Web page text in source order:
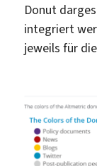
Donut
integriert
jeweils für